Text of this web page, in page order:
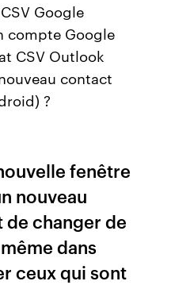
Google
compte Google
CSV Outlook
contact
?
fenêtre
nouveau
changer de
dans
ceux qui sont